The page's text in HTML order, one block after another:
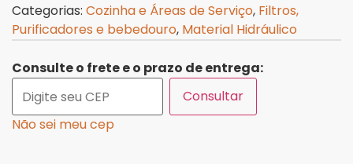
Categorias: Cozinha e Áreas de Serviço, Filtros,
Purificadores e bebedouro, Material Hidráulico
Consulte o frete e o prazo de entrega:
Consultar
Não sei meu cep